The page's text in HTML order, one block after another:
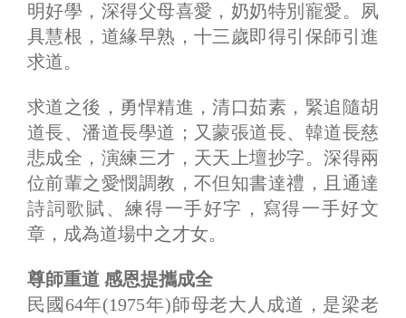
明好學，深得父母喜愛，奶奶特別寵愛。夙
具慧根，道緣早熟，十三歲即得引保師引進
求道。
求道之後，勇悍精進，清口茹素，緊追隨胡
道長、潘道長學道；又蒙張道長、韓道長慈
悲成全，演練三才，天天上壇抄字。深得兩
位前輩之愛憫調教，不但知書達禮，且通達
詩詞歌賦、練得一手好字，寫得一手好文
章，成為道場中之才女。
尊師重道 感恩提攜成全
民國64年(1975年)師母老大人成道，是梁老